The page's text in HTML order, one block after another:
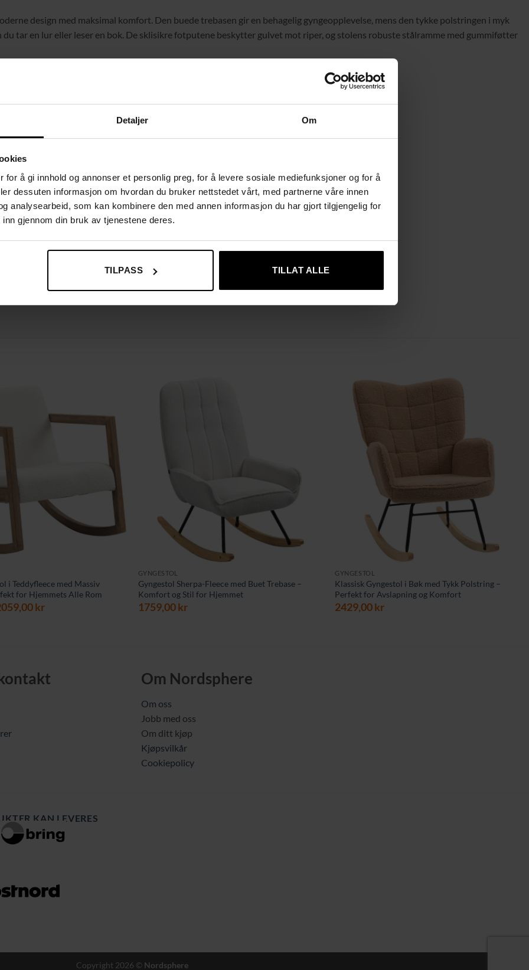
Detaljer Om
for å gi innhold og annonser et personlig preg, for å levere sosiale mediefunksjoner og for å
dessuten informasjon om hvordan du bruker nettstedet vårt, med partnerne våre innen
analysearbeid, som kan kombinere den med annen informasjon du har gjort tilgjengelig for
gjennom din bruk av tjenestene deres.
TILPASS TILLAT ALLE
design med maksimal komfort. Den buede trebasen gir en behagelig gyngeopplevelse, mens den tykke polstringen i myk
tar en lur eller leser en bok. De sklisikre fotputene beskytter gulvet mot riper, og stolens robuste stålramme med gummiføtter
i Teddyfleece med Massiv
for Hjemmets Alle Rom
krNåværende
GYNGESTOL
Gyngestol Sherpa-Fleece med Buet Trebase –
Komfort og Stil for Hjemmet
1759,00kr
GYNGESTOL
Klassisk Gyngestol i Bøk med Tykk Polstring –
Perfekt for Avslapning og Komfort
2429,00kr
Om Nordsphere
Om oss
Jobb med oss
Om ditt kjøp
Kjøpsvilkår
Cookiepolicy
KAN LEVERES
Copyright 2026 © Nordsphere